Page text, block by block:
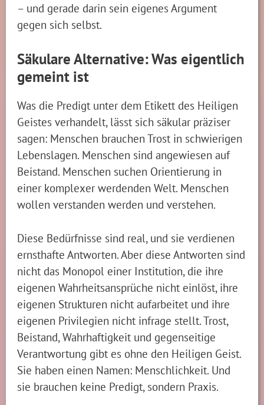
– und gerade darin sein eigenes Argument
gegen sich selbst.
Säkulare Alternative: Was eigentlich
gemeint ist
Was die Predigt unter dem Etikett des Heiligen
Geistes verhandelt, lässt sich säkular präziser
sagen: Menschen brauchen Trost in schwierigen
Lebenslagen. Menschen sind angewiesen auf
Beistand. Menschen suchen Orientierung in
einer komplexer werdenden Welt. Menschen
wollen verstanden werden und verstehen.
Diese Bedürfnisse sind real, und sie verdienen
ernsthafte Antworten. Aber diese Antworten sind
nicht das Monopol einer Institution, die ihre
eigenen Wahrheitsansprüche nicht einlöst, ihre
eigenen Strukturen nicht aufarbeitet und ihre
eigenen Privilegien nicht infrage stellt. Trost,
Beistand, Wahrhaftigkeit und gegenseitige
Verantwortung gibt es ohne den Heiligen Geist.
Sie haben einen Namen: Menschlichkeit. Und
sie brauchen keine Predigt, sondern Praxis.